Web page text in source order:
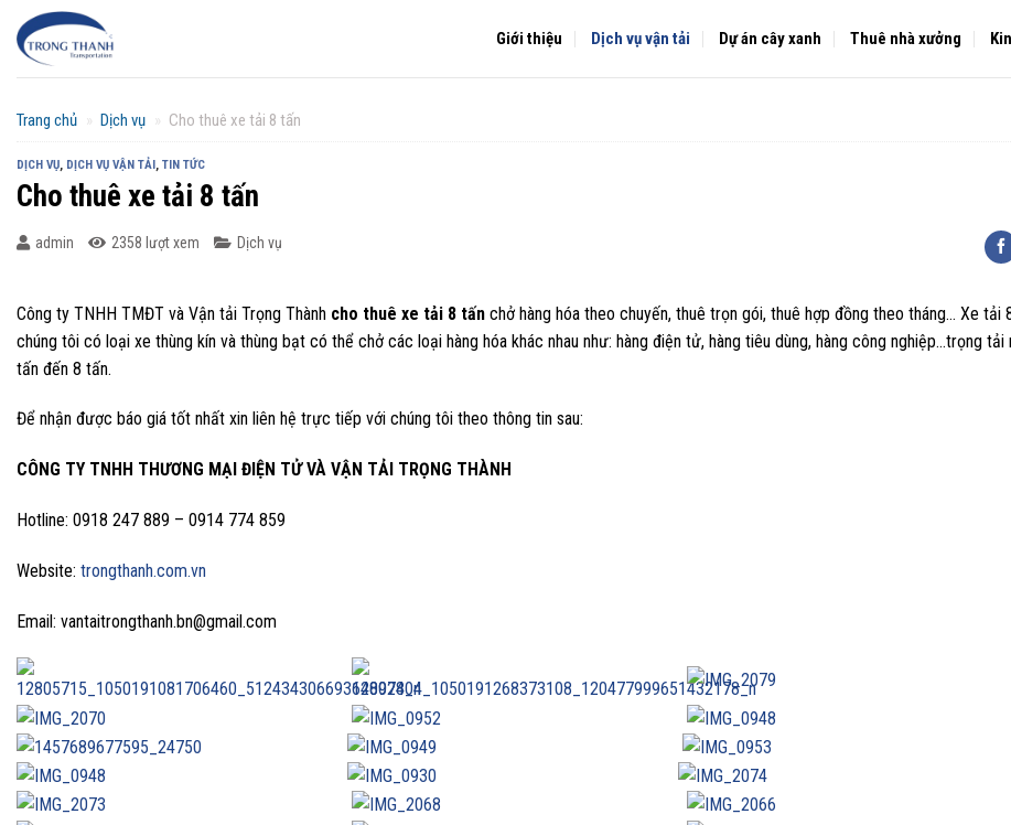
Chuyển
đến
Giới thiệu Dịch vụ vận tải Dự án cây xanh Thuê nhà xưởng
Trang chủ » Dịch vụ » Cho thuê xe tải 8 tấn
DỊCH VỤ, DỊCH VỤ VẬN TẢI, TIN TỨC
Cho thuê xe tải 8 tấn
admin 2358 lượt xem Dịch vụ
Công ty TNHH TMĐT và Vận tải Trọng Thành cho thuê xe tải 8 tấn chở hàng hóa theo chuyến, thuê trọn gói, thuê hợp đồng theo tháng… Xe tải
chúng tôi có loại xe thùng kín và thùng bạt có thể chở các loại hàng hóa khác nhau như: hàng điện tử, hàng tiêu dùng, hàng công nghiệp…trọng tải
tấn đến 8 tấn.
Để nhận được báo giá tốt nhất xin liên hệ trực tiếp với chúng tôi theo thông tin sau:
CÔNG TY TNHH THƯƠNG MẠI ĐIỆN TỬ VÀ VẬN TẢI TRỌNG THÀNH
Hotline: 0918 247 889 – 0914 774 859
Website: trongthanh.com.vn
Email: vantaitrongthanh.bn@gmail.com